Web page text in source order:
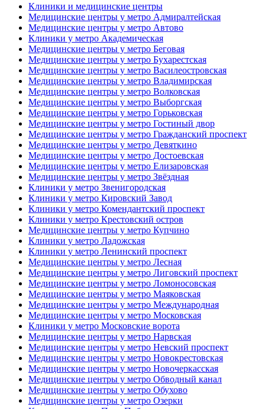
Клиники и медицинские центры
Медицинские центры у метро Адмиралтейская
Медицинские центры у метро Автово
Клиники у метро Академическая
Медицинские центры у метро Беговая
Медицинские центры у метро Бухарестская
Медицинские центры у метро Василеостровская
Медицинские центры у метро Владимирская
Медицинские центры у метро Волковская
Медицинские центры у метро Выборгская
Медицинские центры у метро Горьковская
Медицинские центры у метро Гостиный двор
Медицинские центры у метро Гражданский проспект
Медицинские центры у метро Девяткино
Медицинские центры у метро Достоевская
Медицинские центры у метро Елизаровская
Медицинские центры у метро Звёздная
Клиники у метро Звенигородская
Клиники у метро Кировский Завод
Клиники у метро Комендантский проспект
Клиники у метро Крестовский остров
Медицинские центры у метро Купчино
Клиники у метро Ладожская
Клиники у метро Ленинский проспект
Медицинские центры у метро Лесная
Медицинские центры у метро Лиговский проспект
Медицинские центры у метро Ломоносовская
Медицинские центры у метро Маяковская
Медицинские центры у метро Международная
Медицинские центры у метро Московская
Клиники у метро Московские ворота
Медицинские центры у метро Нарвская
Медицинские центры у метро Невский проспект
Медицинские центры у метро Новокрестовская
Медицинские центры у метро Новочеркасская
Медицинские центры у метро Обводный канал
Медицинские центры у метро Обухово
Медицинские центры у метро Озерки